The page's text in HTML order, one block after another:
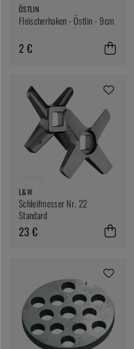
ÖSTLIN
Fleischerhaken - Östlin - 9cm
2 €
L&W
Schleifmesser Nr. 22
Standard
23 €